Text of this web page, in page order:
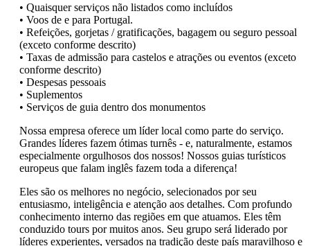
• Quaisquer serviços não listados como incluídos
• Voos de e para Portugal.
• Refeições, gorjetas / gratificações, bagagem ou seguro pessoal
(exceto conforme descrito)
• Taxas de admissão para castelos e atrações ou eventos (exceto
conforme descrito)
• Despesas pessoais
• Suplementos
• Serviços de guia dentro dos monumentos
Nossa empresa oferece um líder local como parte do serviço.
Grandes líderes fazem ótimas turnês - e, naturalmente, estamos
especialmente orgulhosos dos nossos! Nossos guias turísticos
europeus que falam inglês fazem toda a diferença!
Eles são os melhores no negócio, selecionados por seu
entusiasmo, inteligência e atenção aos detalhes. Com profundo
conhecimento interno das regiões em que atuamos. Eles têm
conduzido tours por muitos anos. Seu grupo será liderado por
líderes experientes, versados na tradição deste país maravilhoso e